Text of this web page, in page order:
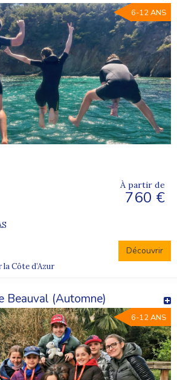
6-12 ANS
À partir de
760 €
Découvrir
Côte d’Azur
Beauval (Automne)
6-12 ANS